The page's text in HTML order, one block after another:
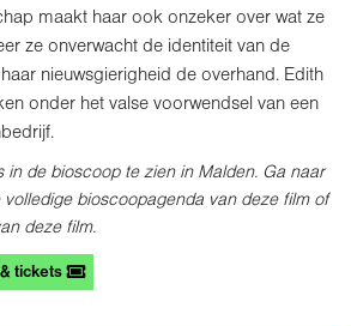
maakt haar ook onzeker over wat ze
ze onverwacht de identiteit van de
nieuwsgierigheid de overhand. Edith
onder het valse voorwendsel van een
in de bioscoop te zien in Malden. Ga naar
bioscoopagenda van deze film of
deze film.
tickets